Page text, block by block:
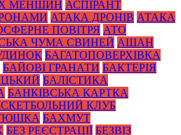
МЕНШИН АСПІРАНТ
АТАКА ДРОНІВ АТАКА
ПОВІТРЯ АТО
ЧУМА СВИНЕЙ АШАН
БАГАТОПОВЕРХІВКА
БАЙОВІ ГРАНАТИ БАКТЕРІЯ
БАЛІСТИКА
БАНКІВСЬКА КАРТКА
КЛУБ
БАХМУТ
БЕЗ РЕЄСТРАЦІЇ БЕЗВІЗ